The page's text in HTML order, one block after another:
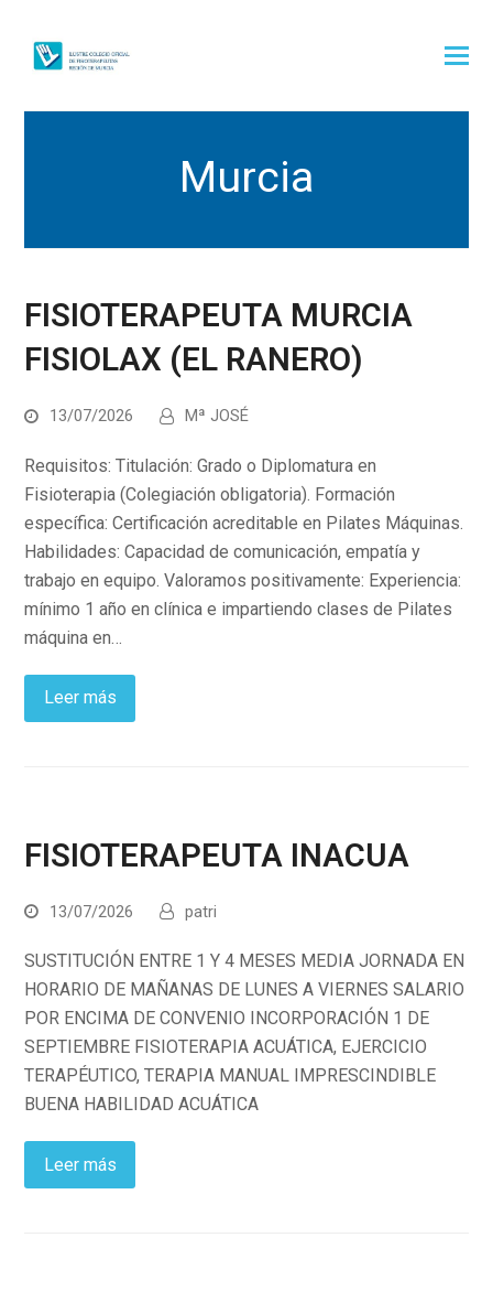
Murcia
FISIOTERAPEUTA MURCIA
FISIOLAX (EL RANERO)
13/07/2026 Mª JOSÉ
Requisitos: Titulación: Grado o Diplomatura en
Fisioterapia (Colegiación obligatoria). Formación
específica: Certificación acreditable en Pilates Máquinas.
Habilidades: Capacidad de comunicación, empatía y
trabajo en equipo. Valoramos positivamente: Experiencia:
mínimo 1 año en clínica e impartiendo clases de Pilates
máquina en…
Leer más
FISIOTERAPEUTA INACUA
13/07/2026 patri
SUSTITUCIÓN ENTRE 1 Y 4 MESES MEDIA JORNADA EN
HORARIO DE MAÑANAS DE LUNES A VIERNES SALARIO
POR ENCIMA DE CONVENIO INCORPORACIÓN 1 DE
SEPTIEMBRE FISIOTERAPIA ACUÁTICA, EJERCICIO
TERAPÉUTICO, TERAPIA MANUAL IMPRESCINDIBLE
BUENA HABILIDAD ACUÁTICA
Leer más